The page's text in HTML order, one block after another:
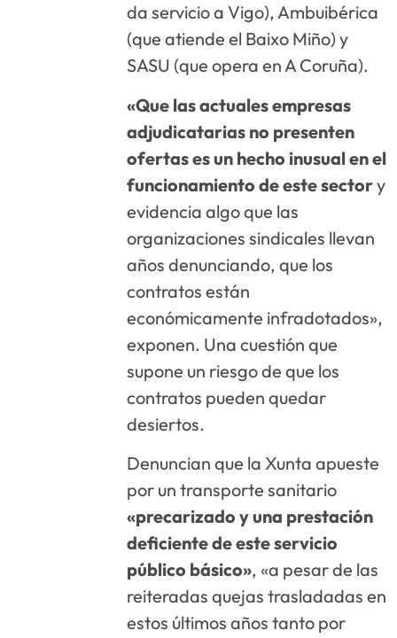
da servicio a Vigo), Ambuibérica
(que atiende el Baixo Miño) y
SASU (que opera en A Coruña).
«Que las actuales empresas
adjudicatarias no presenten
ofertas es un hecho inusual en el
funcionamiento de este sectory
evidencia algo que las
organizaciones sindicales llevan
años denunciando, que los
contratos están
económicamente infradotados»,
exponen. Una cuestión que
supone un riesgo de que los
contratos pueden quedar
desiertos.
Denuncian que la Xunta apueste
por un transporte sanitario
«precarizado y una prestación
deficiente de este servicio
público básico», «a pesar de las
reiteradas quejas trasladadas en
estos últimos años tanto por